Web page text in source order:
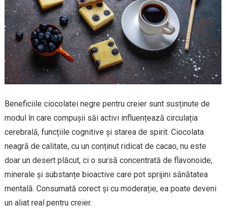
Beneficiile ciocolatei negre pentru creier sunt susținute de
modul în care compușii săi activi influențează circulația
cerebrală, funcțiile cognitive și starea de spirit. Ciocolata
neagră de calitate, cu un conținut ridicat de cacao, nu este
doar un desert plăcut, ci o sursă concentrată de flavonoide,
minerale și substanțe bioactive care pot sprijini sănătatea
mentală. Consumată corect și cu moderație, ea poate deveni
un aliat real pentru creier.